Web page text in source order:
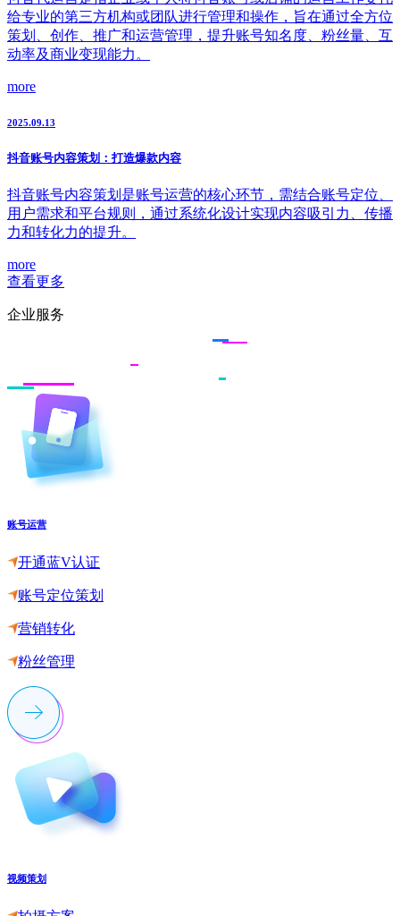
给专业的第三方机构或团队进行管理和操作，旨在通过全方位
策划、创作、推广和运营管理，提升账号知名度、粉丝量、互
动率及商业变现能力。
more
2025.09.13
抖音账号内容策划：打造爆款内容
抖音账号内容策划是账号运营的核心环节，需结合账号定位、
用户需求和平台规则，通过系统化设计实现内容吸引力、传播
力和转化力的提升。
more
查看更多
企业服务
账号运营
开通蓝V认证
账号定位策划
营销转化
粉丝管理
视频策划